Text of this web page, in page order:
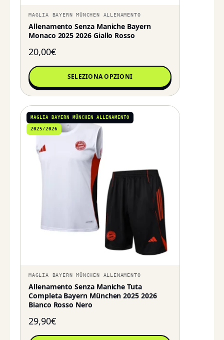
MAGLIA BAYERN MÜNCHEN ALLENAMENTO
Allenamento Senza Maniche Bayern
Monaco 2025 2026 Giallo Rosso
20,00€
SELEZIONA OPZIONI
MAGLIA BAYERN MÜNCHEN ALLENAMENTO
2025/2026
MAGLIA BAYERN MÜNCHEN ALLENAMENTO
Allenamento Senza Maniche Tuta
Completa Bayern München 2025 2026
Bianco Rosso Nero
29,90€